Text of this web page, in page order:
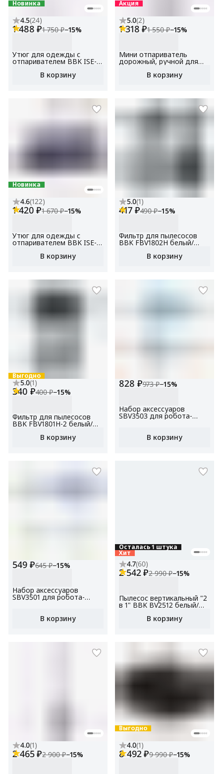
Новинка
4.5(24)
1 488 ₽1 750 ₽−15%
Утюг для одежды с
отпаривателем BBK ISE-
2412, антипригарное
покрытие, мощность 2400
Вт, вертикальное
самоочистки
В корзину
Акция
5.0(2)
1 318 ₽1 550 ₽−15%
Мини отпариватель
дорожный, ручной для
одежды BBK EGS-1502,
мощность1500 Вт,
вертикальный, для дома,
перегрева, функция
блокировки подачи пара
В корзину
Новинка
4.6(122)
1 420 ₽1 670 ₽−15%
Утюг для одежды с
отпаривателем BBK ISE-
2413 ,антипригарное
покрытие, мощность 2400
Вт, вертикальное
самоочистки
В корзину
5.0(1)
417 ₽490 ₽−15%
Фильтр для пылесосов
BBK FBV1802H белый/
пылесоса BV1801, BV1802
В корзину
Выгодно
5.0(1)
340 ₽400 ₽−15%
Фильтр для пылесосов
BBK FBV1801H-2 белый/
пылесоса BV1801, BV1802
В корзину
828 ₽973 ₽−15%
Набор аксессуаров
SBV3503 для робота-
пылесоса BBK BV3503,
В корзину
549 ₽645 ₽−15%
Набор аксессуаров
SBV3501 для робота-
пылесоса BBK BV3501,
В корзину
Осталась 1 штука
Хит
4.7(60)
2 542 ₽2 990 ₽−15%
Пылесос вертикальный "2
в 1" BBK BV2512 белый/
пылесборника 0.5 л,
мощность всасывания 100
3 насадки в комплекте
В корзину
4.0(1)
2 465 ₽2 900 ₽−15%
Выгодно
4.0(1)
8 492 ₽9 990 ₽−15%